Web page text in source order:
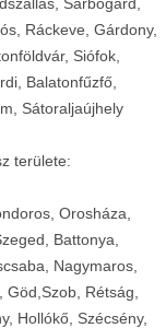
vágás
beállítással.
szeletelő
Gép +
tartsa meg a
+
csomagolási
lezárási és
és
+
sütők és
Ráckeve, Gárdony,
Siófok,
Balatonfűzfő,
Sátoraljaújhely
területe:
Orosháza,
Battonya,
Nagymaros,
Rétság,
Hollókő, Szécsény,